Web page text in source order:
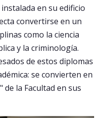
en su edificio
convertirse en un
como la ciencia
y la criminología.
de estos diplomas
se convierten en
la Facultad en sus